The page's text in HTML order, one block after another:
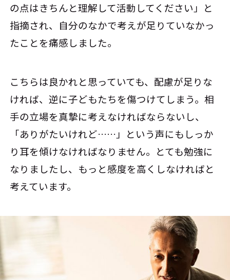
の点はきちんと理解して活動してください」と
指摘され、自分のなかで考えが足りていなかっ
たことを痛感しました。
こちらは良かれと思っていても、配慮が足りな
ければ、逆に子どもたちを傷つけてしまう。相
手の立場を真摯に考えなければならないし、
「ありがたいけれど……」という声にもしっか
り耳を傾けなければなりません。とても勉強に
なりましたし、もっと感度を高くしなければと
考えています。